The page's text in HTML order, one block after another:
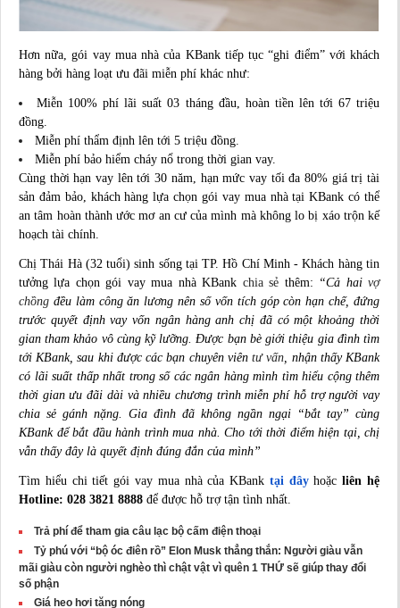
Hơn nữa, gói vay mua nhà của KBank tiếp tục “ghi điểm” với khách
hàng bởi hàng loạt ưu đãi miễn phí khác như:
Miễn 100% phí lãi suất 03 tháng đầu, hoàn tiền lên tới 67 triệu
đồng.
Miễn phí thẩm định lên tới 5 triệu đồng.
Miễn phí bảo hiểm cháy nổ trong thời gian vay.
Cùng thời hạn vay lên tới 30 năm, hạn mức vay tối đa 80% giá trị tài
sản đảm bảo, khách hàng lựa chọn gói vay mua nhà tại KBank có thể
an tâm hoàn thành ước mơ an cư của mình mà không lo bị xáo trộn kế
hoạch tài chính.
Chị Thái Hà (32 tuổi) sinh sống tại TP. Hồ Chí Minh - Khách hàng tin
tưởng lựa chọn gói vay mua nhà KBank chia sẻ thêm: “Cả haivợ
chồng đều làm công ăn lương nên số vốn tích góp còn hạn chế, đứng
trước quyết định vay vốn ngân hàng anh chị đã có một khoảng thời
gian tham khảo vô cùng kỹ lưỡng. Được bạn bè giới thiệu gia đình tìm
tới KBank, sau khi được các bạn chuyên viêntư vấn , nhận thấy KBank
có lãi suất thấp nhất trong số các ngân hàng mình tìm hiểu cộng thêm
thời gian ưu đãi dài và nhiều chương trình miễn phí hỗ trợ người vay
chia sẻ gánh nặng. Gia đình đã không ngần ngại “bắt tay” cùng
KBank để bắt đầu hành trình mua nhà. Cho tới thời điểm hiện tại, chị
vẫn thấy đây là quyết định đúng đắn của mình”
Tìm hiểu chi tiết gói vay mua nhà của KBank tại đâyhoặcliên hệ
Hotline: 028 3821 8888 để được hỗ trợ tận tình nhất.
Trả phí để tham gia câu lạc bộ cấm điện thoại
Tỷ phú với “bộ óc điên rồ” Elon Musk thẳng thắn: Người giàu vẫn
mãi giàu còn người nghèo thì chật vật vì quên 1 THỨ sẽ giúp thay đổi
số phận
Giá heo hơi tăng nóng